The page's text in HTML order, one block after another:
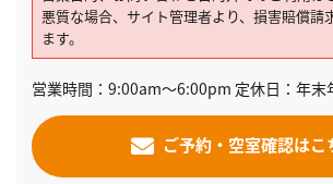
悪質な場合、サイト管理者より、損害賠償請
ます。
営業時間：9:00am～6:00pm 定休日：年末
ご予約・空室確認はこ